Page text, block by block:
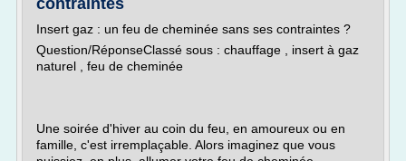
contraintes
Insert gaz : un feu de cheminée sans ses contraintes ?
Question/RéponseClassé sous : chauffage , insert à gaz
naturel , feu de cheminée
Une soirée d'hiver au coin du feu, en amoureux ou en
famille, c'est irremplaçable. Alors imaginez que vous